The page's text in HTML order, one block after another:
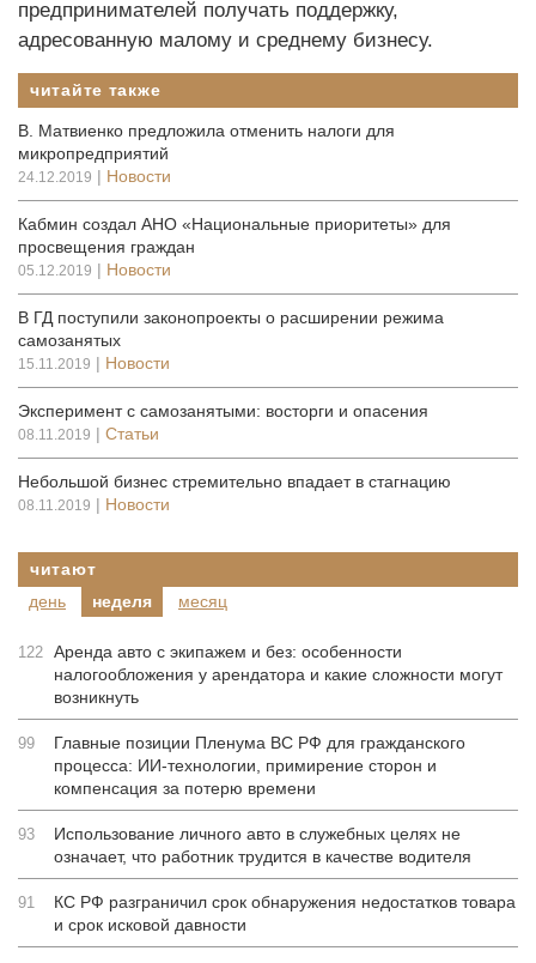
предпринимателей получать поддержку,
адресованную малому и среднему бизнесу.
читайте также
В. Матвиенко предложила отменить налоги для
микропредприятий
24.12.2019 | Новости
Кабмин создал АНО «Национальные приоритеты» для
просвещения граждан
05.12.2019 | Новости
В ГД поступили законопроекты о расширении режима
самозанятых
15.11.2019 | Новости
Эксперимент с самозанятыми: восторги и опасения
08.11.2019 | Статьи
Небольшой бизнес стремительно впадает в стагнацию
08.11.2019 | Новости
читают
день
неделя месяц
122 Аренда авто с экипажем и без: особенности
налогообложения у арендатора и какие сложности могут
возникнуть
99
Главные позиции Пленума ВС РФ для гражданского
процесса: ИИ-технологии, примирение сторон и
компенсация за потерю времени
93
Использование личного авто в служебных целях не
означает, что работник трудится в качестве водителя
91
КС РФ разграничил срок обнаружения недостатков товара
и срок исковой давности